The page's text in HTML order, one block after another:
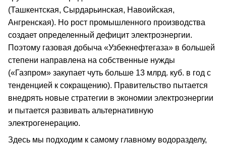
(Ташкентская, Сырдарьинская, Навоийская,
Ангренская). Но рост промышленного производства
создает определенный дефицит электроэнергии.
Поэтому газовая добыча «Узбекнефтегаза» в большей
степени направлена на собственные нужды
(«Газпром» закупает чуть больше 13 млрд. куб. в год с
тенденцией к сокращению). Правительство пытается
внедрять новые стратегии в экономии электроэнергии
и пытается развивать альтернативную
электрогенерацию.
Здесь мы подходим к самому главному водоразделу,